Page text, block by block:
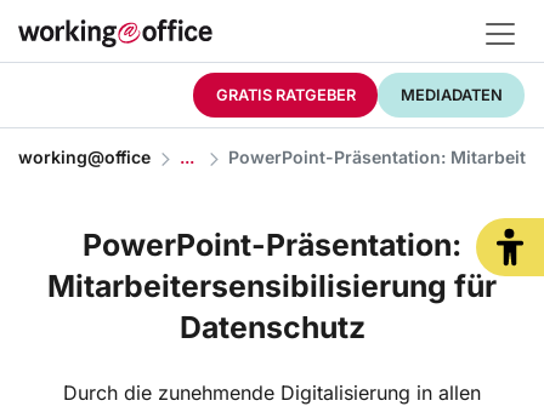
GRATIS RATGEBER MEDIADATEN
working@office PowerPoint-Präsentation:
PowerPoint-Präsentation:
Mitarbeitersensibilisierung für
Datenschutz
Durch die zunehmende Digitalisierung in allen